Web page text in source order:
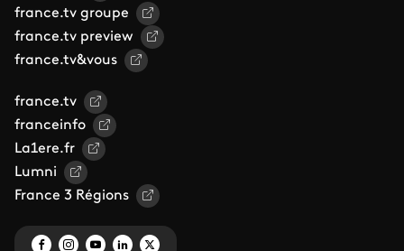
france.tv groupe
france.tv preview
france.tv&vous
france.tv
franceinfo
La1ere.fr
Lumni
France 3 Régions